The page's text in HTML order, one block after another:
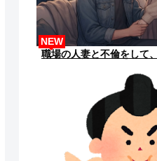
職場の人妻と不倫をして
NEW